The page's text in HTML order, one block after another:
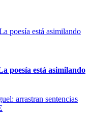
poesía está asimilando